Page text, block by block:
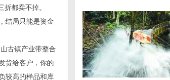
都卖不掉。
结局只能是资金
古镇产业带整合
货给客户，你的
较高的样品和库